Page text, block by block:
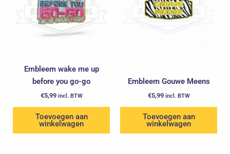
Embleem wake me up
before you go-go
€5,99 incl. BTW
Toevoegen aan
winkelwagen
Embleem Gouwe Meens
€5,99 incl. BTW
Toevoegen aan
winkelwagen